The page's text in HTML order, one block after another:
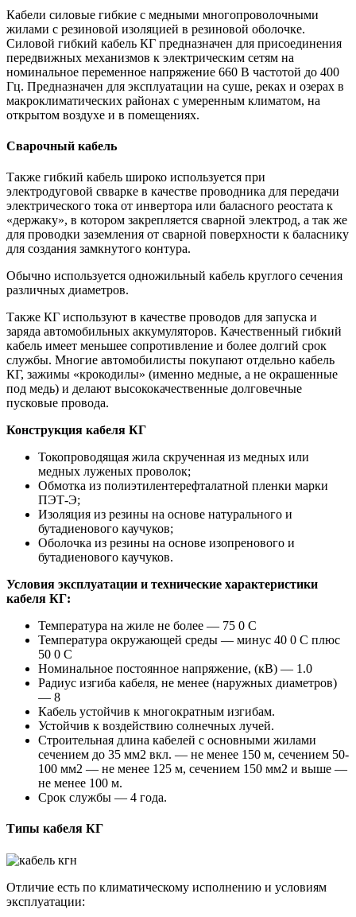
Кабели силовые гибкие с медными многопроволочными
жилами с резиновой изоляцией в резиновой оболочке.
Силовой гибкий кабель КГ предназначен для присоединения
передвижных механизмов к электрическим сетям на
номинальное переменное напряжение 660 В частотой до 400
Гц. Предназначен для эксплуатации на суше, реках и озерах в
макроклиматических районах с умеренным климатом, на
открытом воздухе и в помещениях.
Сварочный кабель
Также гибкий кабель широко используется при
электродуговой свварке в качестве проводника для передачи
электрического тока от инвертора или баласного реостата к
«держаку», в котором закрепляется сварной электрод, а так же
для проводки заземления от сварной поверхности к баласнику
для создания замкнутого контура.
Обычно используется одножильный кабель круглого сечения
различных диаметров.
Также КГ используют в качестве проводов для запуска и
заряда автомобильных аккумуляторов. Качественный гибкий
кабель имеет меньшее сопротивление и более долгий срок
службы. Многие автомобилисты покупают отдельно кабель
КГ, зажимы «крокодилы» (именно медные, а не окрашенные
под медь) и делают высококачественные долговечные
пусковые провода.
Конструкция кабеля КГ
Токопроводящая жила скрученная из медных или
медных луженых проволок;
Обмотка из полиэтилентерефталатной пленки марки
ПЭТ-Э;
Изоляция из резины на основе натурального и
бутадиенового каучуков;
Оболочка из резины на основе изопренового и
бутадиенового каучуков.
Условия эксплуатации и технические характеристики
кабеля КГ:
Температура на жиле не более — 75 0 С
Температура окружающей среды — минус 40 0 С плюс
50 0 С
Номинальное постоянное напряжение, (кВ) — 1.0
Радиус изгиба кабеля, не менее (наружных диаметров)
— 8
Кабель устойчив к многократным изгибам.
Устойчив к воздействию солнечных лучей.
Строительная длина кабелей с основными жилами
сечением до 35 мм2 вкл. — не менее 150 м, сечением 50-
100 мм2 — не менее 125 м, сечением 150 мм2 и выше —
не менее 100 м.
Срок службы — 4 года.
Типы кабеля КГ
Отличие есть по климатическому исполнению и условиям
эксплуатации: